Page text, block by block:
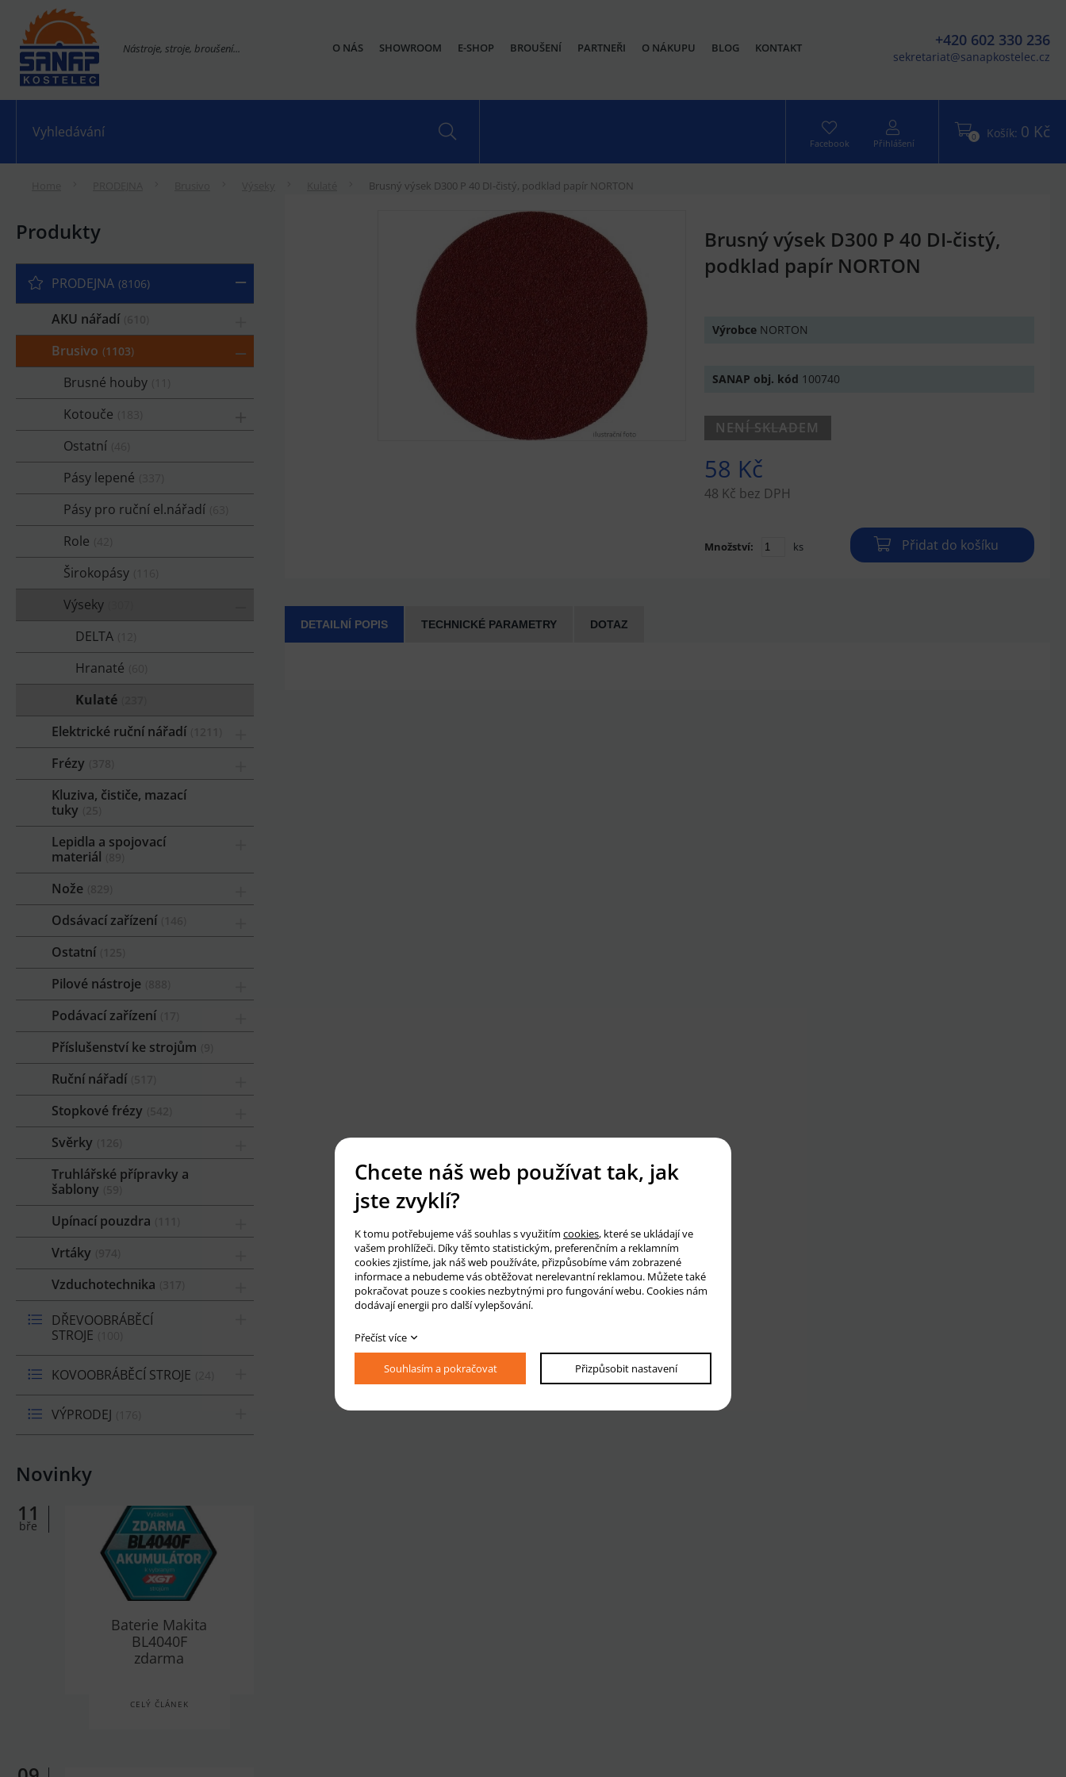
Nástroje, stroje, broušení... +420 602 330 236
sekretariat@sanapkostelec.cz
O NÁS SHOWROOM E-SHOP BROUŠENÍ PARTNEŘI O NÁKUPU BLOG KONTAKT
0 Košík: 0 Kč
Facebook Přihlášení
Brusný výsek D300 P 40 DI-čistý, podklad papír NORTON
Produkty
PRODEJNA 8106
AKU nářadí
Brusivo 1103
Brusné houby
Kotouče
Ostatní
Pásy lepené
Pásy pro ruční el.nářadí
Role
Širokopásy
Výseky
DELTA
Hranaté
Kulaté
Elektrické ruční nářadí
Frézy
Kluziva, čističe, mazací
tuky
Lepidla a spojovací
materiál
Nože
Odsávací zařízení
Ostatní
Pilové nástroje
Podávací zařízení
Příslušenství ke strojům
Ruční nářadí
Stopkové frézy
Svěrky
Truhlářské přípravky a
šablony
Upínací pouzdra
Vrtáky
Vzduchotechnika
DŘEVOOBRÁBĚCÍ
STROJE
KOVOOBRÁBĚCÍ STROJE
VÝPRODEJ
Novinky
11
bře
Baterie Makita
BL4040F
zdarma
CELÝ ČLÁNEK
Brusný výsek D300 P 40 DI-čistý,
podklad papír NORTON
Výrobce NORTON
SANAP obj. kód 100740
NENÍ SKLADEM
58 Kč
48 Kč bez DPH
Množství: ks Přidat do košíku
DETAILNÍ POPIS TECHNICKÉ PARAMETRY DOTAZ
Chcete náš web používat tak, jak
jste zvyklí?
K tomu potřebujeme váš souhlas s využitím cookies, které se ukládají ve
vašem prohlížeči. Díky těmto statistickým, preferenčním a reklamním
cookies zjistíme, jak náš web používáte, přizpůsobíme vám zobrazené
informace a nebudeme vás obtěžovat nerelevantní reklamou. Můžete také
pokračovat pouze s cookies nezbytnými pro fungování webu. Cookies nám
dodávají energii pro další vylepšování.
Přečíst více
Souhlasím a pokračovat Přizpůsobit nastavení